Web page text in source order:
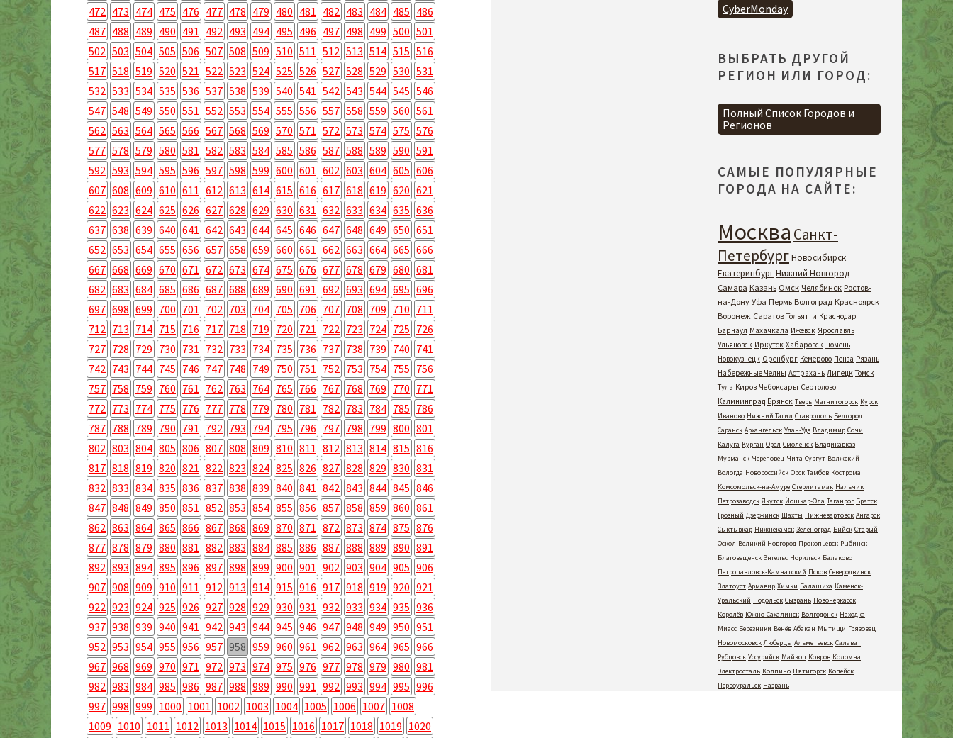
472 473 474 475 476 477 478 479 480 481 482 483 484 485 486
487 488 489 490 491 492 493 494 495 496 497 498 499 500 501
502 503 504 505 506 507 508 509 510 511 512 513 514 515 516
517 518 519 520 521 522 523 524 525 526 527 528 529 530 531
532 533 534 535 536 537 538 539 540 541 542 543 544 545 546
547 548 549 550 551 552 553 554 555 556 557 558 559 560 561
562 563 564 565 566 567 568 569 570 571 572 573 574 575 576
577 578 579 580 581 582 583 584 585 586 587 588 589 590 591
592 593 594 595 596 597 598 599 600 601 602 603 604 605 606
607 608 609 610 611 612 613 614 615 616 617 618 619 620 621
622 623 624 625 626 627 628 629 630 631 632 633 634 635 636
637 638 639 640 641 642 643 644 645 646 647 648 649 650 651
652 653 654 655 656 657 658 659 660 661 662 663 664 665 666
667 668 669 670 671 672 673 674 675 676 677 678 679 680 681
682 683 684 685 686 687 688 689 690 691 692 693 694 695 696
697 698 699 700 701 702 703 704 705 706 707 708 709 710 711
712 713 714 715 716 717 718 719 720 721 722 723 724 725 726
727 728 729 730 731 732 733 734 735 736 737 738 739 740 741
742 743 744 745 746 747 748 749 750 751 752 753 754 755 756
757 758 759 760 761 762 763 764 765 766 767 768 769 770 771
772 773 774 775 776 777 778 779 780 781 782 783 784 785 786
787 788 789 790 791 792 793 794 795 796 797 798 799 800 801
802 803 804 805 806 807 808 809 810 811 812 813 814 815 816
817 818 819 820 821 822 823 824 825 826 827 828 829 830 831
832 833 834 835 836 837 838 839 840 841 842 843 844 845 846
847 848 849 850 851 852 853 854 855 856 857 858 859 860 861
862 863 864 865 866 867 868 869 870 871 872 873 874 875 876
877 878 879 880 881 882 883 884 885 886 887 888 889 890 891
892 893 894 895 896 897 898 899 900 901 902 903 904 905 906
907 908 909 910 911 912 913 914 915 916 917 918 919 920 921
922 923 924 925 926 927 928 929 930 931 932 933 934 935 936
937 938 939 940 941 942 943 944 945 946 947 948 949 950 951
952 953 954 955 956 957 958 959 960 961 962 963 964 965 966
967 968 969 970 971 972 973 974 975 976 977 978 979 980 981
982 983 984 985 986 987 988 989 990 991 992 993 994 995 996
997 998 999 1000 1001 1002 1003 1004 1005 1006 1007 1008
1009 1010 1011 1012 1013 1014 1015 1016 1017 1018 1019 1020
CyberMonday
ВЫБРАТЬ ДРУГОЙ
РЕГИОН ИЛИ ГОРОД:
Полный Список Городов и
Регионов
САМЫЕ ПОПУЛЯРНЫЕ
ГОРОДА НА САЙТЕ:
Москва Санкт-
ПетербургНовосибирск
ЕкатеринбургНижний Новгород
Самара Казань Омск Челябинск Ростов-
на-Дону Уфа Пермь Волгоград Красноярск
Воронеж Саратов Тольятти Краснодар
Барнаул Махачкала Ижевск Ярославль
Ульяновск Иркутск Хабаровск Тюмень
Новокузнецк Оренбург Кемерово Пенза Рязань
Набережные Челны Астрахань Липецк Томск
Тула Киров Чебоксары Сертолово
Калининград Брянск Тверь Магнитогорск Курск
Иваново Нижний Тагил Ставрополь Белгород
Саранск Архангельск Улан-Удэ Владимир Сочи
Калуга Курган Орёл Смоленск Владикавказ
Мурманск Череповец Чита Сургут Волжский
Вологда Новороссийск Орск Тамбов Кострома
Комсомольск-на-Амуре Стерлитамак Нальчик
Петрозаводск Якутск Йошкар-Ола Таганрог Братск
Грозный Дзержинск Шахты Нижневартовск Ангарск
Сыктывкар Нижнекамск Зеленоград Бийск Старый
Оскол Великий Новгород Прокопьевск Рыбинск
Благовещенск Энгельс Норильск Балаково
Петропавловск-Камчатский Псков Северодвинск
Златоуст Армавир Химки Балашиха Каменск-
Уральский Подольск Сызрань Новочеркасск
Королёв Южно-Сахалинск Волгодонск Находка
Миасс Березники Венёв Абакан Мытищи Грязовец
Новомосковск Люберцы Альметьевск Салават
Рубцовск Уссурийск Майкоп Ковров Коломна
Электросталь Колпино Пятигорск Копейск
Первоуральск Назрань